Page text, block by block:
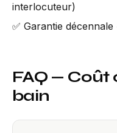
interlocuteur)
✅ Garantie
FAQ — Coût
bain